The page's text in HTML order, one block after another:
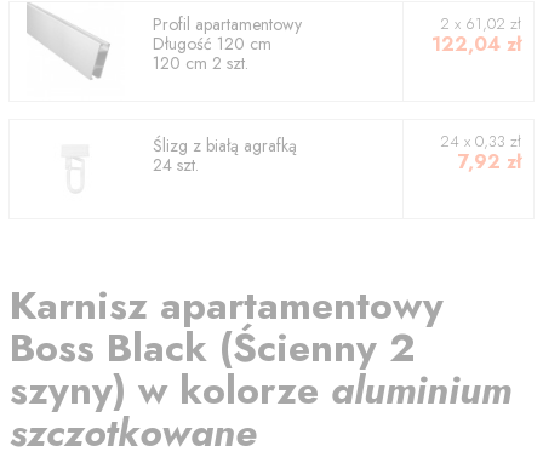
Profil apartamentowy
Długość 120 cm
120 cm 2 szt.
2 x 61,02 zł
122,04 zł
Ślizg z białą agrafką
24 szt.
24 x 0,33 zł
7,92 zł
Karnisz apartamentowy
Boss Black (Ścienny 2
szyny) w kolorze aluminium
szczotkowane